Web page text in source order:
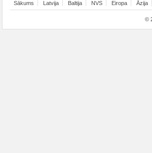
Sākums Latvija Baltija NVS Eiropa Āzija
©